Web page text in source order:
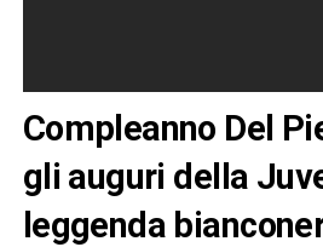
Compleanno Del
gli auguri della
leggenda